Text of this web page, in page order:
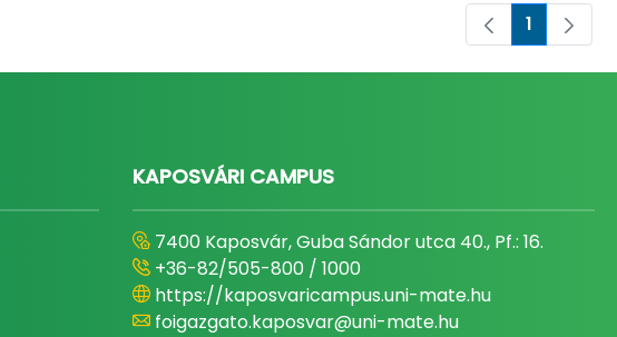
Oldal
1
KAPOSVÁRI CAMPUS
7400 Kaposvár, Guba Sándor utca 40., Pf.: 16.
+36-82/505-800 / 1000
https://kaposvaricampus.uni-mate.hu
foigazgato.kaposvar@uni-mate.hu